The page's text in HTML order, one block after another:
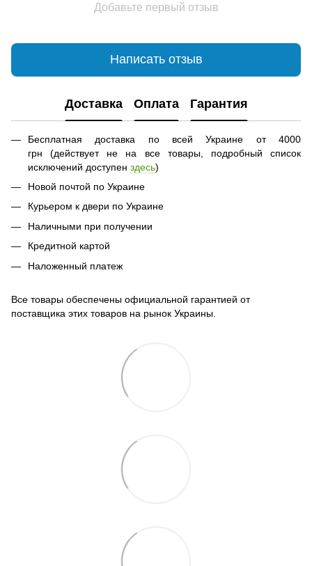
Добавьте первый отзыв
Написать отзыв
Доставка Оплата Гарантия
Бесплатная доставка по всей Украине от 4000
грн (действует не на все товары, подробный список
исключений доступен здесь)
Новой почтой по Украине
Курьером к двери по Украине
Наличными при получении
Кредитной картой
Наложенный платеж
Все товары обеспечены официальной гарантией от
поставщика этих товаров на рынок Украины.